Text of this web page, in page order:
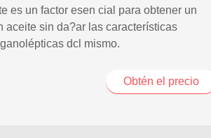
es un factor esen cial para obtener un
aceite sin da?ar las características
dcl mismo.
Obtén el precio